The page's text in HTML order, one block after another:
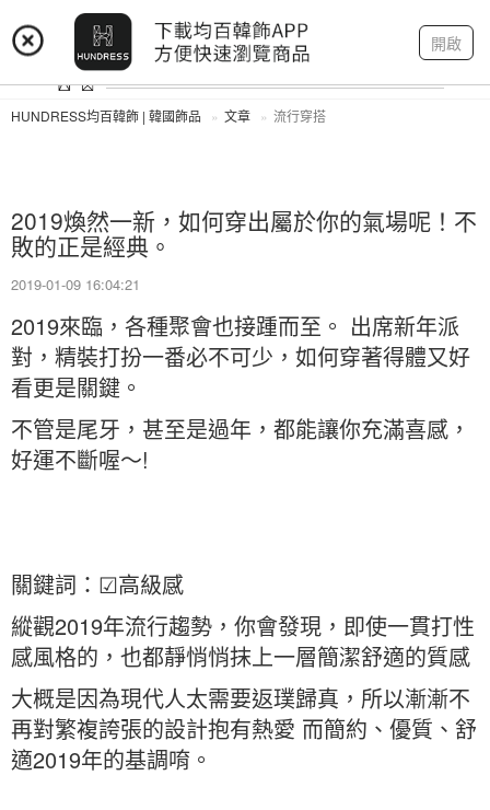
開啟
登入 註冊 我的帳戶
HUNDRESS均百韓飾 | 韓國飾品 文章 流行穿搭
2019煥然一新，如何穿出屬於你的氣場呢！不
敗的正是經典。
2019-01-09 16:04:21
2019來臨，各種聚會也接踵而至。 出席新年派
對，精裝打扮一番必不可少，如何穿著得體又好
看更是關鍵。
不管是尾牙，甚至是過年，都能讓你充滿喜感，
好運不斷喔～!
關鍵詞：☑高級感
縱觀2019年流行趨勢，你會發現，即使一貫打性
感風格的，也都靜悄悄抹上一層簡潔舒適的質感
大概是因為現代人太需要返璞歸真，所以漸漸不
再對繁複誇張的設計抱有熱愛 而簡約、優質、舒
適2019年的基調唷。